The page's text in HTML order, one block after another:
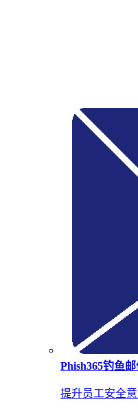
Phish365钓鱼
提升员工安全